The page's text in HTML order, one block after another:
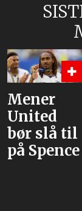
slå til
Spence